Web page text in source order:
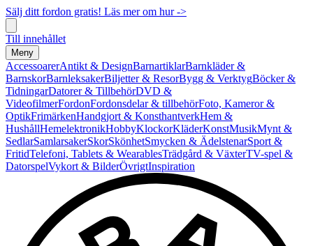
Sälj ditt fordon gratis! Läs mer om hur ->
Till innehållet
Meny
AccessoarerAntikt & DesignBarnartiklarBarnkläder &
BarnskorBarnleksakerBiljetter & ResorBygg & VerktygBöcker &
TidningarDatorer & TillbehörDVD &
VideofilmerFordonFordonsdelar & tillbehörFoto, Kameror &
OptikFrimärkenHandgjort & KonsthantverkHem &
HushållHemelektronikHobbyKlockorKläderKonstMusikMynt &
SedlarSamlarsakerSkorSkönhetSmycken & ÄdelstenarSport &
FritidTelefoni, Tablets & WearablesTrädgård & VäxterTV-spel &
DatorspelVykort & BilderÖvrigtInspiration